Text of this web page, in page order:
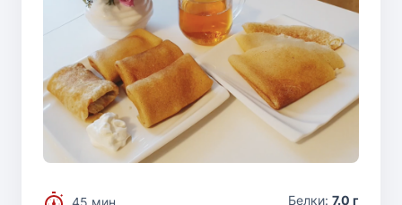
45 мин.
Белки: 7.0 г